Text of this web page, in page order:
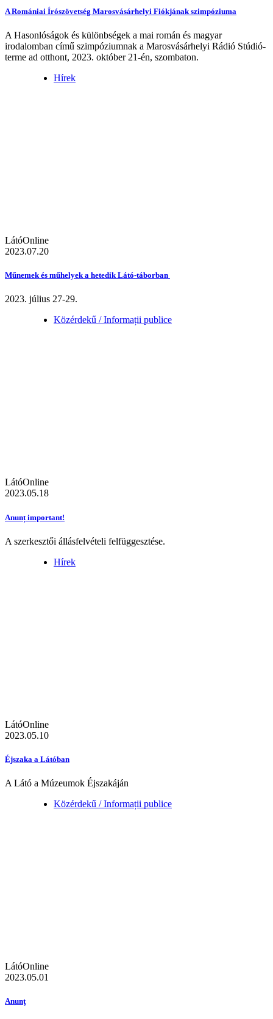
A Romániai Írószövetség Marosvásárhelyi Fiókjának szimpóziuma
A Hasonlóságok és különbségek a mai román és magyar
irodalomban című szimpóziumnak a Marosvásárhelyi Rádió Stúdió-
terme ad otthont, 2023. október 21-én, szombaton.
Hírek
LátóOnline
2023.07.20
Műnemek és műhelyek a hetedik Látó-táborban
2023. július 27-29.
Közérdekű / Informații publice
LátóOnline
2023.05.18
Anunț important!
A szerkesztői állásfelvételi felfüggesztése.
Hírek
LátóOnline
2023.05.10
Éjszaka a Látóban
A Látó a Múzeumok Éjszakáján
Közérdekű / Informații publice
LátóOnline
2023.05.01
Anunţ